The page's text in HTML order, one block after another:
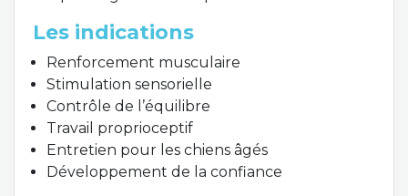
Les indications
Renforcement musculaire
Stimulation sensorielle
Contrôle de l’équilibre
Travail proprioceptif
Entretien pour les chiens âgés
Développement de la confiance